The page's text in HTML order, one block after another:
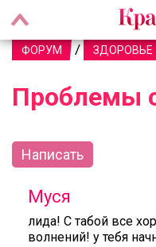
ФОРУМ / ЗДОРОВЬЕ
Проблемы
Написать
Муся
лида! С табой все
волнений! у тебя